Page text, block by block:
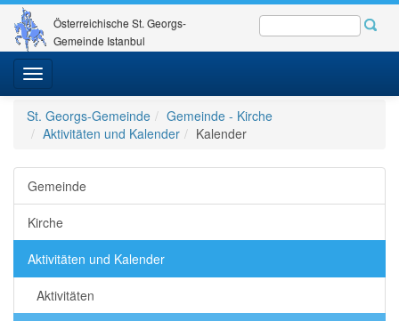
Österreichische St. Georgs-
Gemeinde Istanbul
Toggle
navigation
St. Georgs-Gemeinde
Gemeinde - Kirche
Aktivitäten und Kalender
Kalender
Gemeinde
Kirche
Aktivitäten und Kalender
Aktivitäten